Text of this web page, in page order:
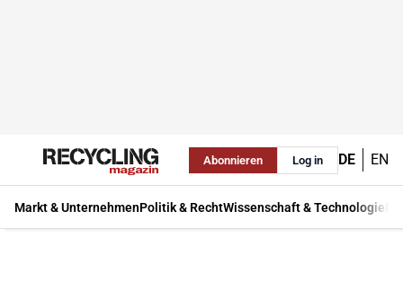
Abonnieren Log in DE EN
Markt & UnternehmenPolitik & RechtWissenschaft & Technologie